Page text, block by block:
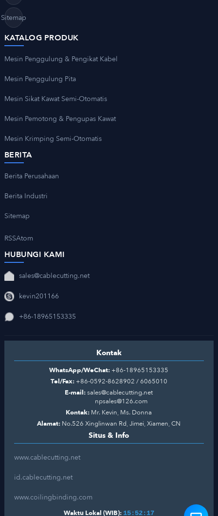
Sitemap
KATALOG PRODUK
Mesin Penggulung & Pengikat Kabel
Mesin Penggulung Pita
Mesin Sikat Kawat Semi-Otomatis
Mesin Pemotong & Pengupas Kawat
Mesin Krimping Semi-Otomatis
BERITA
Berita Perusahaan
Berita Industri
Sitemap
RSSAtom
HUBUNGI KAMI
sales@cablecutting.net
kevin201166
+86-18965153335
Kontak
WhatsApp/WeChat: +86-18965153335
Tel/Fax:+86-0592-8628902 / 6065010
E-mail:sales@cablecutting.net
npsales@126.com
Kontak: Mr. Kevin, Ms. Donna
Alamat: No.526 Xinglinwan Rd, Jimei, Xiamen, CN
Situs & Info
www.cablecutting.net
id.cablecutting.net
www.coilingbinding.com
Waktu Lokal (WIB): 15:52:17